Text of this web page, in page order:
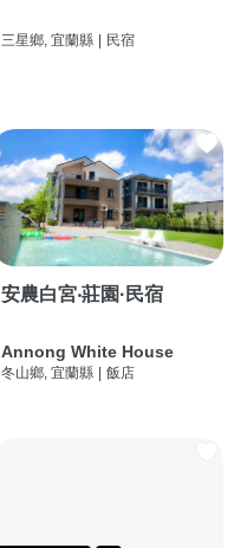
三星鄉, 宜蘭縣 | 民宿
安農白宮‧莊園·民宿
Annong White House
冬山鄉, 宜蘭縣 | 飯店